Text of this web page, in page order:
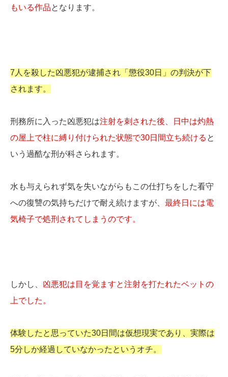
もいる作品となります。
7人を殺した凶悪犯が逮捕され「懲役30日」の判決が下
されます。
刑務所に入った凶悪犯は注射を刺された後、日中は灼熱
の屋上で柱に縛り付けられた状態で30日間立ち続ける と
いう過酷な刑が科さられます。
水も与えられず気を失いながらもこの仕打ちをした看守
への復讐の気持ちだけで耐え続けますが、 最終日には電
気椅子で処刑されてしまうのです。
しかし、 凶悪犯は目を覚ますと注射を打たれたベットの
上でした。
体験したと思っていた30日間は仮想現実であり、実際は
5分しか経過していなかったというオチ。